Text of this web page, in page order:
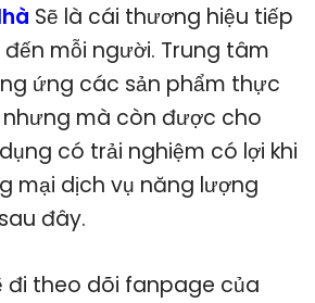
Sẽ là cái thương hiệu tiếp
mỗi người. Trung tâm
ứng các sản phẩm thực
mà còn được cho
có trải nghiệm có lợi khi
mại dịch vụ năng lượng
đây.
đi theo dõi fanpage của